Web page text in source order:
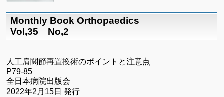
Monthly Book Orthopaedics
Vol,35 No,2
人工肩関節再置換術のポイントと注意点
P79-85
全日本病院出版会
2022年2月15日 発行